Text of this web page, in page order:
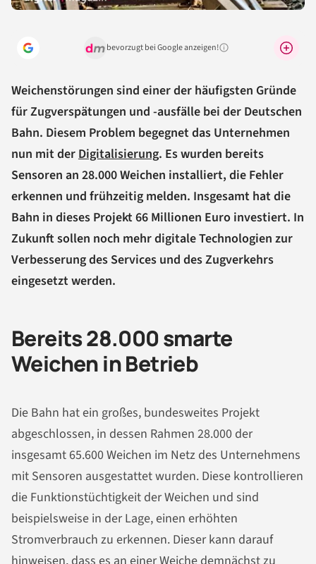
bevorzugt bei Google anzeigen!Warum lohnt sich das?
Weichenstörungen sind einer der häufigsten Gründe
für Zugverspätungen und -ausfälle bei der Deutschen
Bahn. Diesem Problem begegnet das Unternehmen
nun mit der Digitalisierung. Es wurden bereits
Sensoren an 28.000 Weichen installiert, die Fehler
erkennen und frühzeitig melden. Insgesamt hat die
Bahn in dieses Projekt 66 Millionen Euro investiert. In
Zukunft sollen noch mehr digitale Technologien zur
Verbesserung des Services und des Zugverkehrs
eingesetzt werden.
Bereits 28.000 smarte
Weichen in Betrieb
Die Bahn hat ein großes, bundesweites Projekt
abgeschlossen, in dessen Rahmen 28.000 der
insgesamt 65.600 Weichen im Netz des Unternehmens
mit Sensoren ausgestattet wurden. Diese kontrollieren
die Funktionstüchtigkeit der Weichen und sind
beispielsweise in der Lage, einen erhöhten
Stromverbrauch zu erkennen. Dieser kann darauf